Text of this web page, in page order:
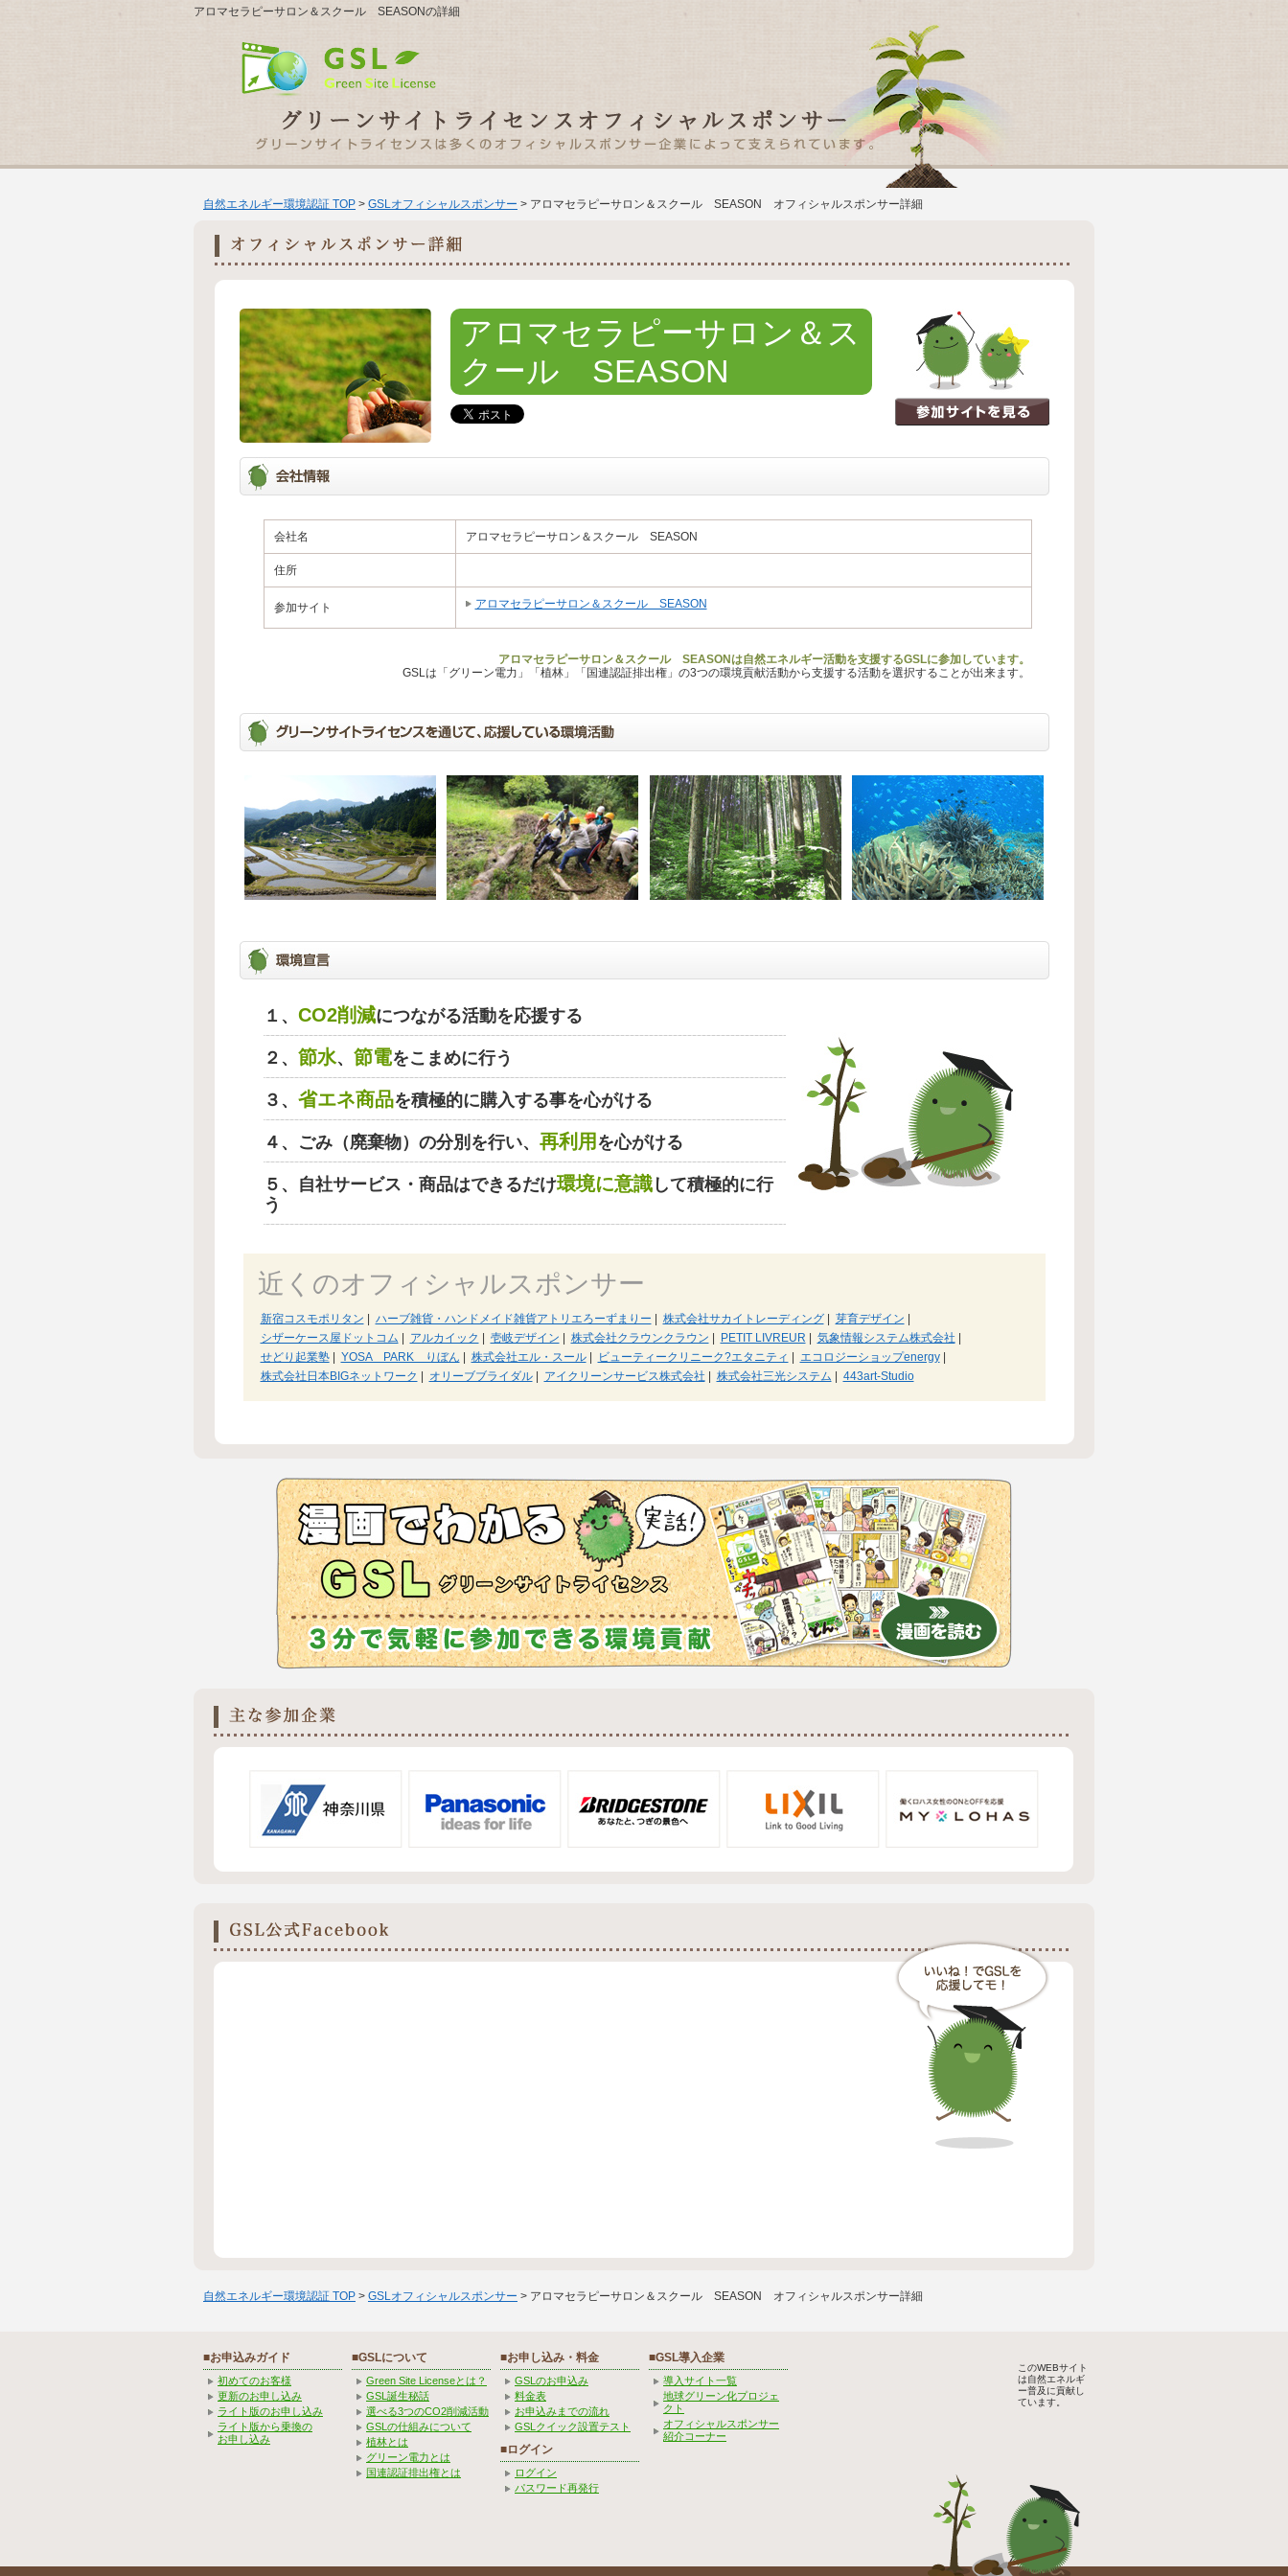
アロマセラピーサロン＆スクール SEASONの詳細
自然エネルギー環境認証 TOP > GSLオフィシャルスポンサー > アロマセラピーサロン＆スクール SEASON オフィシャルスポンサー詳細
アロマセラピーサロン＆ス
クール SEASON
会社名 アロマセラピーサロン＆スクール SEASON
住所
参加サイト アロマセラピーサロン＆スクール SEASON
アロマセラピーサロン＆スクール SEASONは自然エネルギー活動を支援するGSLに参加しています。
GSLは「グリーン電力」「植林」「国連認証排出権」の3つの環境貢献活動から支援する活動を選択することが出来ます。
１、 CO2削減につながる活動を応援する
２、 節水、 節電をこまめに行う
３、 省エネ商品を積極的に購入する事を心がける
４、ごみ（廃棄物）の分別を行い、 再利用 を心がける
５、自社サービス・商品はできるだけ環境に意識して積極的に行
う
近くのオフィシャルスポンサー
新宿コスモポリタン ハーブ雑貨・ハンドメイド雑貨アトリエろーずまりー 株式会社サカイトレーディング| 芽育デザイン
シザーケース屋ドットコム
アルカイック 壱岐デザイン 株式会社クラウンクラウン PETIT LIVREUR 気象情報システム株式会社
せどり起業塾| YOSA PARK りぼん 株式会社エル・スール| ビューティークリニーク?エタニティ エコロジーショップenergy|
株式会社日本BIGネットワーク
オリーブブライダル| アイクリーンサービス株式会社 株式会社三光システム 443art-Studio
自然エネルギー環境認証 TOP > GSLオフィシャルスポンサー > アロマセラピーサロン＆スクール SEASON オフィシャルスポンサー詳細
■お申込みガイド
初めてのお客様
更新のお申し込み
ライト版のお申し込み
ライト版から乗換の
お申し込み
■GSLについて
Green Site Licenseとは？
GSL誕生秘話
選べる3つのCO2削減活動
GSLの仕組みについて
植林とは
グリーン電力とは
国連認証排出権とは
■お申し込み・料金
GSLのお申込み
料金表
お申込みまでの流れ
GSLクイック設置テスト
■ログイン
ログイン
パスワード再発行
■GSL導入企業
導入サイト一覧
地球グリーン化プロジェ
クト
オフィシャルスポンサー
紹介コーナー
このWEBサイト
は自然エネルギ
ー普及に貢献し
ています。